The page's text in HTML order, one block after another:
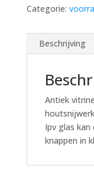
Categorie:
Beschrijving
Antiek
houtsnijwerk
Ipv glas kan
knappen in